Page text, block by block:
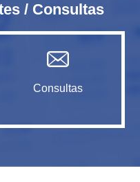
/ Consultas
Consultas